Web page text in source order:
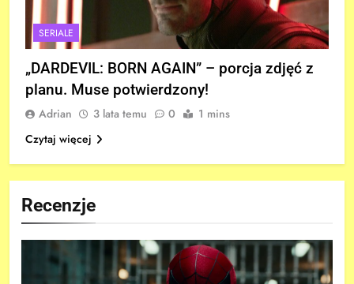
Recenzje
SERIALE
„DARDEVIL: BORN AGAIN” – porcja zdjęć z
planu. Muse potwierdzony!
Adrian 3 lata temu 0
1 mins
Czytaj więcej